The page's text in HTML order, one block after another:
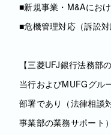
■新規事業・M&Aにお
■危機管理対応（訴訟対
【三菱UFJ銀行法務部
当行およびMUFGグル
部署であり（法律相談
事業部の業務サポート